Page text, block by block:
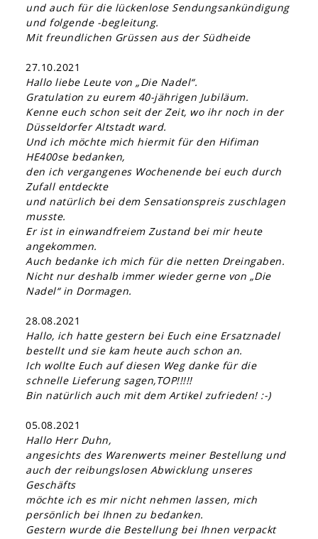
und auch für die lückenlose Sendungsankündigung
und folgende -begleitung.
Mit freundlichen Grüssen aus der Südheide
27.10.2021
Hallo liebe Leute von „Die Nadel“.
Gratulation zu eurem 40-jährigen Jubiläum.
Kenne euch schon seit der Zeit, wo ihr noch in der
Düsseldorfer Altstadt ward.
Und ich möchte mich hiermit für den Hifiman
HE400se bedanken,
den ich vergangenes Wochenende bei euch durch
Zufall entdeckte
und natürlich bei dem Sensationspreis zuschlagen
musste.
Er ist in einwandfreiem Zustand bei mir heute
angekommen.
Auch bedanke ich mich für die netten Dreingaben.
Nicht nur deshalb immer wieder gerne von „Die
Nadel“ in Dormagen.
28.08.2021
Hallo, ich hatte gestern bei Euch eine Ersatznadel
bestellt und sie kam heute auch schon an.
Ich wollte Euch auf diesen Weg danke für die
schnelle Lieferung sagen,TOP!!!!!
Bin natürlich auch mit dem Artikel zufrieden! :-)
05.08.2021
Hallo Herr Duhn,
angesichts des Warenwerts meiner Bestellung und
auch der reibungslosen Abwicklung unseres
Geschäfts
möchte ich es mir nicht nehmen lassen, mich
persönlich bei Ihnen zu bedanken.
Gestern wurde die Bestellung bei Ihnen verpackt